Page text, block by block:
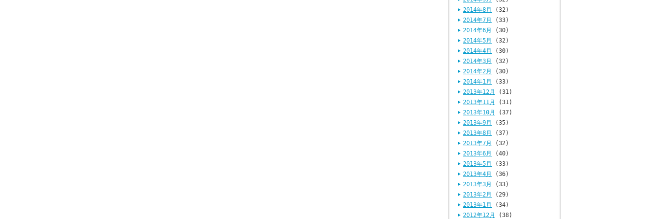
2014年8月
(32)
2014年7月
(33)
2014年6月
(30)
2014年5月
(32)
2014年4月
(30)
2014年3月
(32)
2014年2月
(30)
2014年1月
(33)
2013年12月
(31)
2013年11月
(31)
2013年10月
(37)
2013年9月
(35)
2013年8月
(37)
2013年7月
(32)
2013年6月
(40)
2013年5月
(33)
2013年4月
(36)
2013年3月
(33)
2013年2月
(29)
2013年1月
(34)
2012年12月
(38)